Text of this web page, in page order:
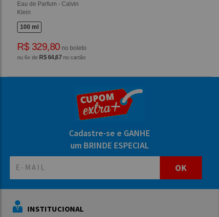
Eau de Parfum - Calvin
Klein
100 ml
R$ 329,80no boleto
ou 6x de R$ 64,67 no cartão
Cadastre-se e GANHE
um BRINDE ESPECIAL
OK
INSTITUCIONAL